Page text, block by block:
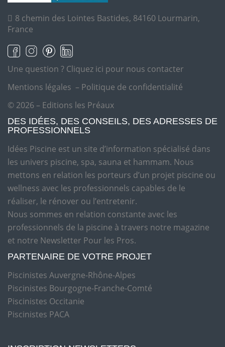
8 chemin des Lointes Bastides, 84160 Lourmarin,
France
Une question ? Cliquez ici pour nous contacter
Mentions légales – Politique de confidentialité
© 2026 – Editions les Préaux
DES IDÉES, DES CONSEILS, DES ADRESSES DE
PROFESSIONNELS
Idées Piscine est un site d’information spécialisé dans
les univers piscine, spa, sauna et hammam. Nous
mettons en relation les porteurs d’un projet piscine ou
wellness avec les professionnels capables de le
réaliser, le rénover ou l’entretenir.
Nous sommes en relation constante avec les
professionnels de la piscine à travers notre magazine
et notre Newsletter Pour les Pros.
PARTENAIRE DE VOTRE PROJET
Piscinistes Auvergne-Rhône-Alpes
Piscinistes Bourgogne-Franche-Comté
Piscinistes Occitanie
Piscinistes PACA